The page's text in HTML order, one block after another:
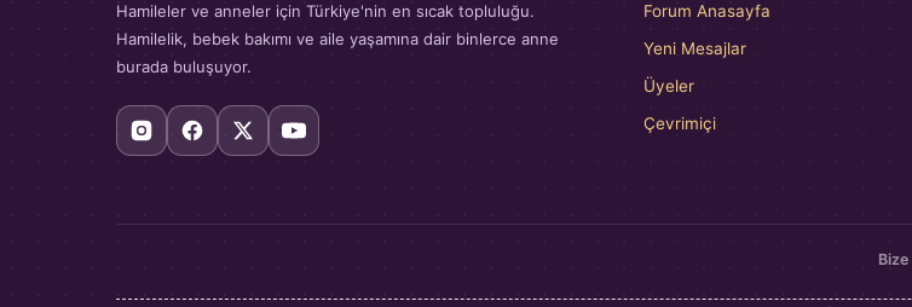
Hamileler ve anneler için Türkiye'nin en sıcak topluluğu.
Hamilelik, bebek bakımı ve aile yaşamına dair binlerce anne
burada buluşuyor.
Forum Anasayfa
Yeni Mesajlar
Üyeler
Çevrimiçi
Bize